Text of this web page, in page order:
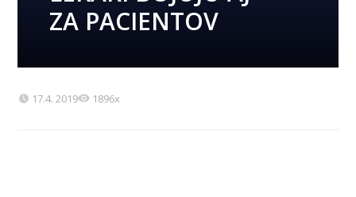
ZA PACIENTOV
17.4. 2019 1896x